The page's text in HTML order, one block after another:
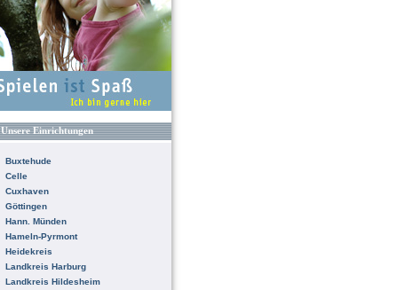
Unsere Einrichtungen
Buxtehude
Celle
Cuxhaven
Göttingen
Hann. Münden
Hameln-Pyrmont
Heidekreis
Landkreis Harburg
Landkreis Hildesheim